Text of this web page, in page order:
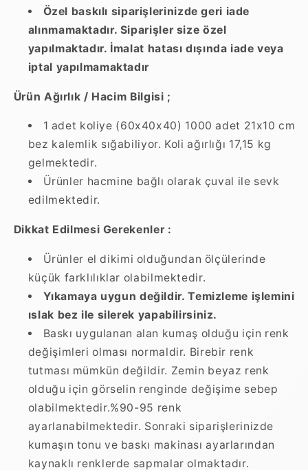
Özel baskılı siparişlerinizde geri iade
alınmamaktadır. Siparişler size özel
yapılmaktadır. İmalat hatası dışında iade veya
iptal yapılmamaktadır
Ürün Ağırlık / Hacim Bilgisi ;
1 adet koliye (60x40x40) 1000 adet 21x10 cm
bez kalemlik sığabiliyor. Koli ağırlığı 17,15 kg
gelmektedir.
Ürünler hacmine bağlı olarak çuval ile sevk
edilmektedir.
Dikkat Edilmesi Gerekenler :
Ürünler el dikimi olduğundan ölçülerinde
küçük farklılıklar olabilmektedir.
Yıkamaya uygun değildir. Temizleme işlemini
ıslak bez ile silerek yapabilirsiniz.
Baskı uygulanan alan kumaş olduğu için renk
değişimleri olması normaldir. Birebir renk
tutması mümkün değildir. Zemin beyaz renk
olduğu için görselin renginde değişime sebep
olabilmektedir.%90-95 renk
ayarlanabilmektedir. Sonraki siparişlerinizde
kumaşın tonu ve baskı makinası ayarlarından
kaynaklı renklerde sapmalar olmaktadır.